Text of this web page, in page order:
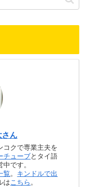
さん
コクで専業主夫を
チューブとタイ語
中です。
覧。 キンドルで出
はこちら。